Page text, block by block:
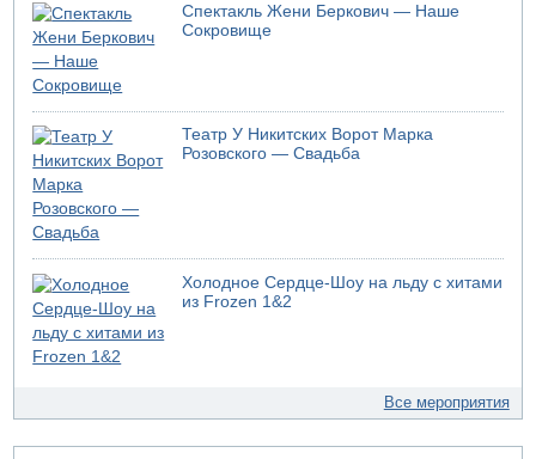
Спектакль Жени Беркович — Наше
Сокровище
Театр У Никитских Ворот Марка
Розовского — Свадьба
Холодное Сердце-Шоу на льду с хитами
из Frozen 1&2
Все мероприятия